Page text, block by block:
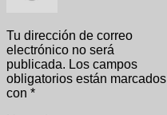
Tu dirección de correo
electrónico no será
publicada. Los campos
obligatorios están marcados
con *